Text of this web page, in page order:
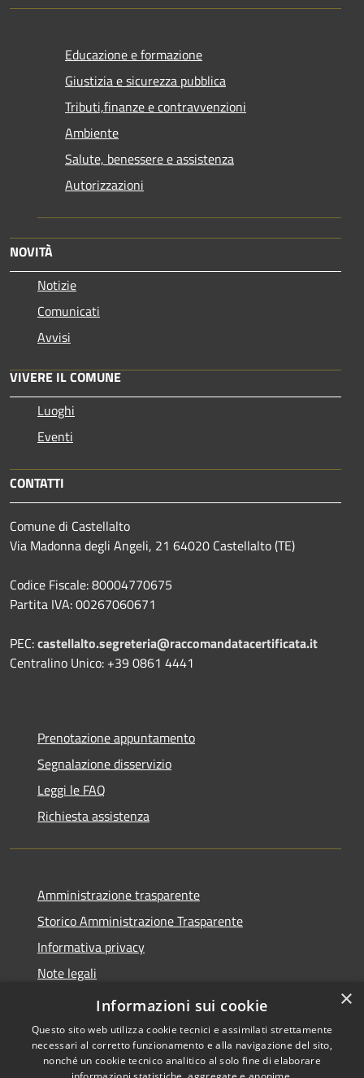
Educazione e formazione
Giustizia e sicurezza pubblica
Tributi,finanze e contravvenzioni
Ambiente
Salute, benessere e assistenza
Autorizzazioni
NOVITÀ
Notizie
Comunicati
Avvisi
VIVERE IL COMUNE
Luoghi
Eventi
CONTATTI
Comune di Castellalto
Via Madonna degli Angeli, 21 64020 Castellalto (TE)
Codice Fiscale: 80004770675
Partita IVA: 00267060671
PEC:castellalto.segreteria@raccomandatacertificata.it
Centralino Unico: +39 0861 4441
Prenotazione appuntamento
Segnalazione disservizio
Leggi le FAQ
Richiesta assistenza
Amministrazione trasparente
Storico Amministrazione Trasparente
Informativa privacy
Note legali
Dichiarazione di accessibilità
×
Informazioni sui cookie
Questo sito web utilizza cookie tecnici e assimilati strettamente
necessari al corretto funzionamento e alla navigazione del sito,
nonché un cookie tecnico analitico al solo fine di elaborare